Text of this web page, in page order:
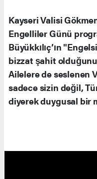
Kayseri Valisi
Engelliler Günü
Büyükkılıç’ın
bizzat şahit
Ailelere de seslenen
sadece sizin değil,
diyerek duygusal bir